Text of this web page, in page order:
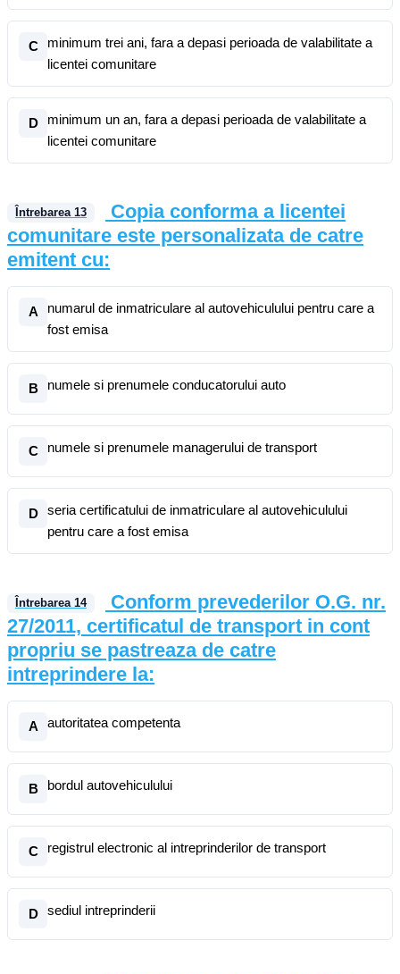
C
minimum trei ani, fara a depasi perioada de valabilitate a
licentei comunitare
D
minimum un an, fara a depasi perioada de valabilitate a
licentei comunitare
Întrebarea 13
Copia conforma a licentei
comunitare este personalizata de catre
emitent cu:
A
numarul de inmatriculare al autovehiculului pentru care a
fost emisa
B numele si prenumele conducatorului auto
C numele si prenumele managerului de transport
D
seria certificatului de inmatriculare al autovehiculului
pentru care a fost emisa
Întrebarea 14
Conform prevederilor O.G. nr.
27/2011, certificatul de transport in cont
propriu se pastreaza de catre
intreprindere la:
A autoritatea competenta
B bordul autovehiculului
C registrul electronic al intreprinderilor de transport
D sediul intreprinderii